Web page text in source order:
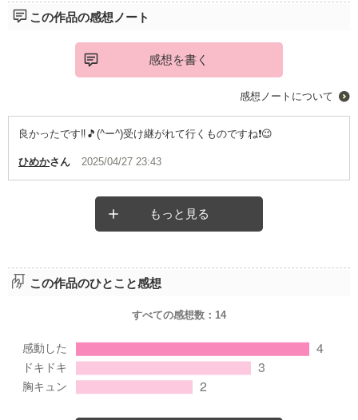
この作品の感想ノート
感想を書く
感想ノートについて
良かったです‼️🎵(^ー^)受け継がれて行くものですね❗😉
ひめかさん 2025/04/27 23:43
もっと見る
この作品のひとこと感想
すべての感想数： 14